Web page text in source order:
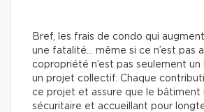
Bref, les frais de condo qui
une fatalité… même si ce n’est pas
copropriété n’est pas seulement un
un projet collectif. Chaque
ce projet et assure que le bâtiment
sécuritaire et accueillant pour